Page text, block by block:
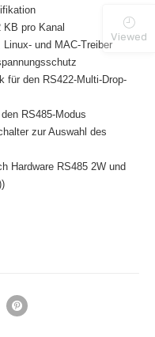
pro Kanal
und MAC-Treiber
den RS422-Multi-Drop-
RS485-Modus
zur Auswahl des
RS485 2W und
Viewed